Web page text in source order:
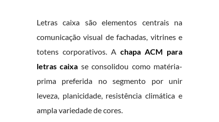
Letras caixa são elementos centrais na
comunicação visual de fachadas, vitrines e
totens corporativos. Achapa ACM para
letras caixa se consolidou como matéria-
prima preferida no segmento por unir
leveza, planicidade, resistência climática e
ampla variedade de cores.